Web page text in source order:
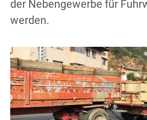
der Nebengewerbe für
werden.